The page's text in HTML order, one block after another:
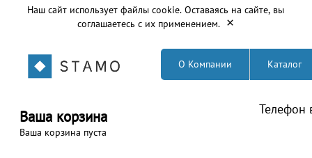
Наш сайт использует файлы cookie. Оставаясь на сайте, вы
соглашаетесь с их применением. ×
О Компании Каталог
Телефон
Ваша корзина
Ваша корзина пуста